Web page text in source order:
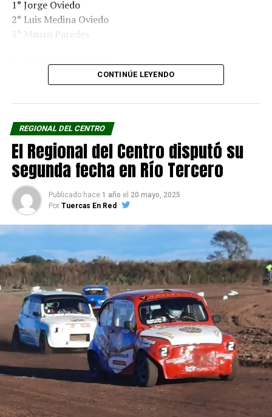
1° Jorge Oviedo
2° Luis Medina Oviedo
3° Mauro Paredes
1° Nelson Molineris
2° Franco Castro
3° Gabriel Molina
TC 1.4
1° Leandro Porzio
2° Roberto Dutto
3° Franco Cestilli
Master
1° José Monetto
2° Edgardo Monzón
Turismo Regional
1° Gonzalo Gómez
2° Leonardo Gregorio
3° Matías Prado
Villa Dolores recibirá la sexto fecha el fin de semana del
6 y 7 de septiembre.
Todos los resultados de la
fecha:https://speedhive.mylaps.com/events/3154669
CONTINÚE LEYENDO
REGIONAL DEL CENTRO
El Regional del Centro disputó su
segunda fecha en Río Tercero
Publicado hace 1 año el 20 mayo, 2025
Por Tuercas En Red